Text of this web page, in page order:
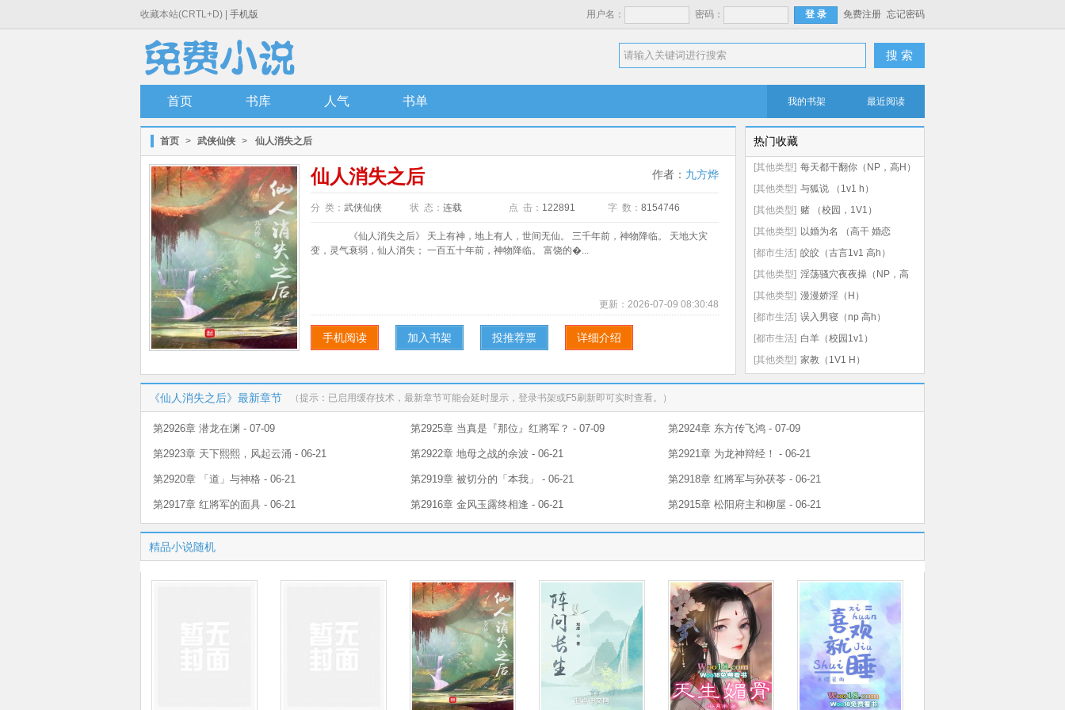
收藏本站(CRTL+D) | 手机版 用户名： 密码： 免费注册 忘记密码
搜 索
首页 书库 人气 书单 我的书架 最近阅读
首页 > 武侠仙侠 > 仙人消失之后
仙人消失之后 作者： 九方烨
分 类： 武侠仙侠 状 态： 连载 点 击： 122891 字 数： 8154746
《仙人消失之后》 天上有神，地上有人，世间无仙。 三千年前，神物降临。 天地大灾
变，灵气衰弱，仙人消失； 一百五十年前，神物降临。 富饶的�...
更新： 2026-07-09 08:30:48
手机阅读 加入书架 投推荐票 详细介绍
热门收藏
[其他类型] 每天都干翻你（NP，高H）
[其他类型] 与狐说 （1v1 h）
[其他类型] 赌 （校园，1V1）
[其他类型] 以婚为名 （高干 婚恋
1v1）
[都市生活] 皎皎（古言1v1 高h）
[其他类型] 淫荡骚穴夜夜操（NP，高
H）
[其他类型] 漫漫娇淫（H）
[都市生活] 误入男寝（np 高h）
[都市生活] 白羊（校园1v1）
[其他类型] 家教（1V1 H）
《仙人消失之后》最新章节 （提示：已启用缓存技术，最新章节可能会延时显示，登录书架或F5刷新即可实时查看。）
第2926章 潜龙在渊 - 07-09 第2925章 当真是『那位』红將军？ - 07-09 第2924章 东方传飞鸿 - 07-09
第2923章 天下熙熙，风起云涌 - 06-21 第2922章 地母之战的余波 - 06-21 第2921章 为龙神辩经！ - 06-21
第2920章 「道」与神格 - 06-21 第2919章 被切分的「本我」 - 06-21 第2918章 红將军与孙茯苓 - 06-21
第2917章 红將军的面具 - 06-21 第2916章 金风玉露终相逢 - 06-21 第2915章 松阳府主和柳屋 - 06-21
精品小说随机